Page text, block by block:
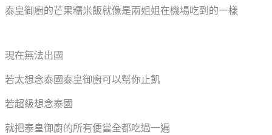
泰皇御廚的芒果糯米飯就像是兩姐姐在機場吃到的一樣
現在無法出國
若太想念泰國泰皇御廚可以幫你止飢
若超級想念泰國
就把泰皇御廚的所有便當全都吃過一遍